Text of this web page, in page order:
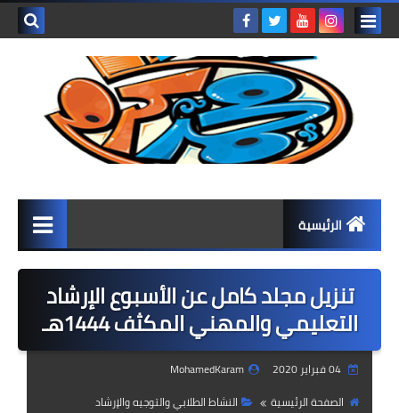
الرئيسية
المرحلة الابتدائية
كتب المرحلة الابتدائية
الصف الأول الابتدائي
تنزيل مجلد كامل عن الأسبوع الإرشاد
التعليمي والمهني المكثف 1444هـ
04 فبراير 2020
MohamedKaram
الصفحة الرئيسية
النشاط الطلابي والتوجيه والإرشاد